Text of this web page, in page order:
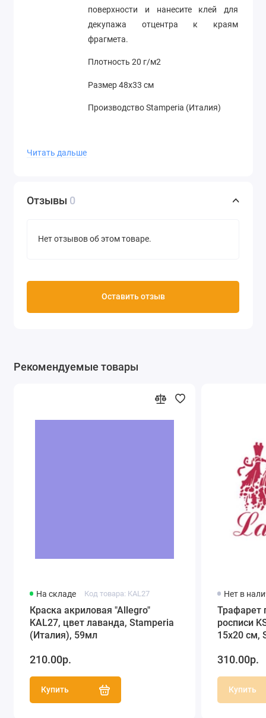
поверхности и нанесите клей для
декупажа отцентра к краям
фрагмета.
Плотность 20 г/м2
Размер 48х33 см
Производство Stamperia (Италия)
Читать дальше
Отзывы 0
Нет отзывов об этом товаре.
Оставить отзыв
Рекомендуемые товары
На складе Код товара: KAL27
Краска акриловая "Allegro"
KAL27, цвет лаванда, Stamperia
(Италия), 59мл
210.00р.
Купить
Нет в
Трафарет
росписи
15х20 см,
310.00р.
Купить